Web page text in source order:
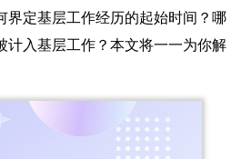
界定基层工作经历的起始时间？哪
计入基层工作？本文将一一为你解